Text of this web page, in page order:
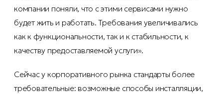
компании поняли, что с этими сервисами нужно
будет жить и работать. Требования увеличивались
как к функциональности, так и к стабильности, к
качеству предоставляемой услуги».
Сейчас у корпоративного рынка стандарты более
требовательные: возможные способы инсталляции,